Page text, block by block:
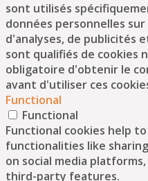
sont utilisés
données personnelles
d'analyses, de publicités
sont qualifiés de cookies
obligatoire d'obtenir le
avant d'utiliser ces
Functional
Functional
Functional cookies help
functionalities like
on social media
third-party features.